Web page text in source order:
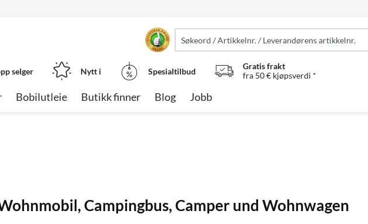
selger Nytt i Spesialtilbud
Gratis frakt
fra 50 € kjøpsverdi *
Bobilutleie Butikk finner Blog Jobb
Campingbus, Camper und Wohnwagen